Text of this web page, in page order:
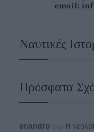
Ναυτικές
Πρόσφατα
enandro στο Η